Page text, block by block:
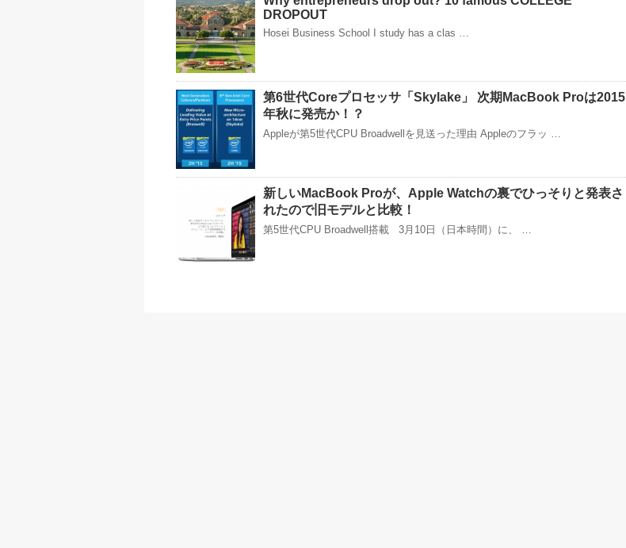
DROPOUT
Hosei Business School I study has a clas …
第6世代Coreプロセッサ「Skylake」 次期MacBook Proは2015
年秋に発売か！？
Appleが第5世代CPU Broadwellを見送った理由 Appleのフラッ …
新しいMacBook Proが、Apple Watchの裏でひっそりと発表さ
れたので旧モデルと比較！
第5世代CPU Broadwell搭載 3月10日（日本時間）に、 …